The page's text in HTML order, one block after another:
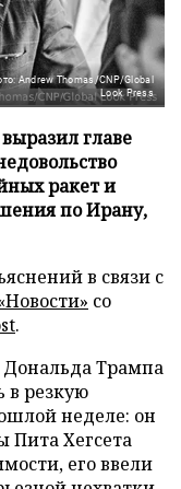
Andrew Thomas/CNP/Global
Look Press
главе
ракет и
по Ирану,
в связи с
со
.
Трампа
в резкую
неделе: он
Пита Хегсета
его ввели